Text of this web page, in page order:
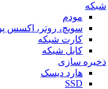
شبکه
مودم
سویچ، روتر، اکسس
کارت شبکه
کابل شبکه
ذخیره سازی
هارد دیسک
SSD